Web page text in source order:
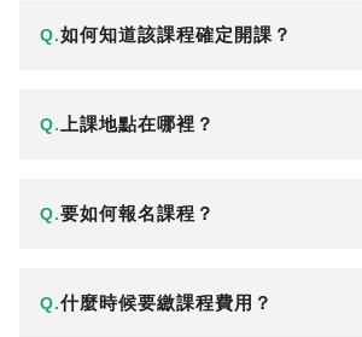
Q.如何知道該課程確定開課？
Q. 上課地點在哪裡？
Q.要如何報名課程？
Q.什麼時候要繳課程費用？